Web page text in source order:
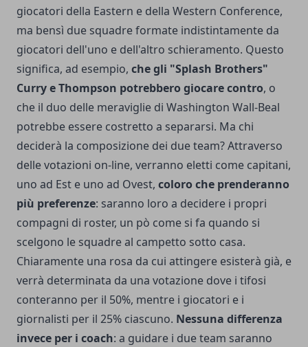
giocatori della Eastern e della Western Conference,
ma bensì due squadre formate indistintamente da
giocatori dell'uno e dell'altro schieramento. Questo
significa, ad esempio, che gli "Splash Brothers"
Curry e Thompson potrebbero giocare contro, o
che il duo delle meraviglie di Washington Wall-Beal
potrebbe essere costretto a separarsi. Ma chi
deciderà la composizione dei due team? Attraverso
delle votazioni on-line, verranno eletti come capitani,
uno ad Est e uno ad Ovest, coloro che prenderanno
più preferenze: saranno loro a decidere i propri
compagni di roster, un pò come si fa quando si
scelgono le squadre al campetto sotto casa.
Chiaramente una rosa da cui attingere esisterà già, e
verrà determinata da una votazione dove i tifosi
conteranno per il 50%, mentre i giocatori e i
giornalisti per il 25% ciascuno. Nessuna differenza
invece per i coach: a guidare i due team saranno